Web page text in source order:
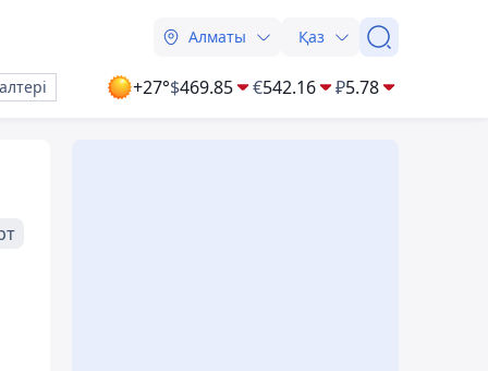
Алматы Қаз
+27°$469.85 €542.16 ₽5.78